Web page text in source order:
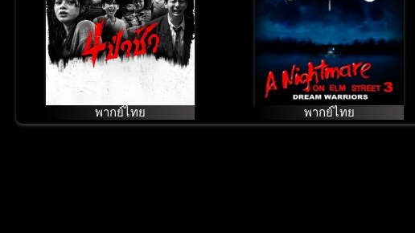
พากย์ไทย พากย์ไทย